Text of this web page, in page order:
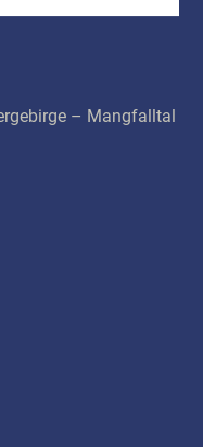
– Mangfalltal